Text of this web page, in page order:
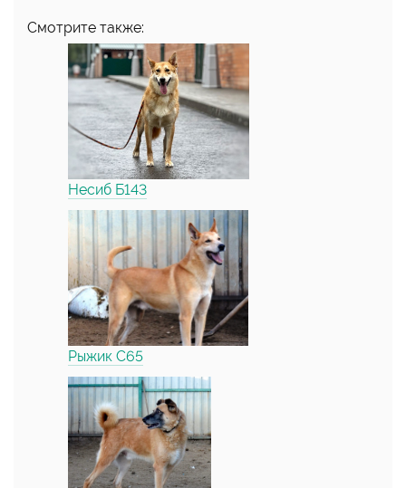
Смотрите также:
Несиб Б143
Рыжик С65